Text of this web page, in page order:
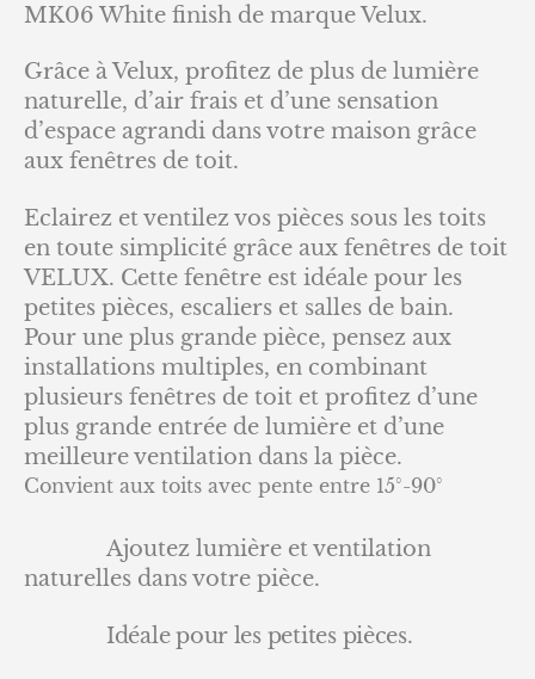
MK06 White finish de marque Velux.
Grâce à Velux, profitez de plus de lumière
naturelle, d’air frais et d’une sensation
d’espace agrandi dans votre maison grâce
aux fenêtres de toit.
Eclairez et ventilez vos pièces sous les toits
en toute simplicité grâce aux fenêtres de toit
VELUX. Cette fenêtre est idéale pour les
petites pièces, escaliers et salles de bain.
Pour une plus grande pièce, pensez aux
installations multiples, en combinant
plusieurs fenêtres de toit et profitez d’une
plus grande entrée de lumière et d’une
meilleure ventilation dans la pièce.
Convient aux toits avec pente entre 15°-90°
Ajoutez lumière et ventilation
naturelles dans votre pièce.
Idéale pour les petites pièces.